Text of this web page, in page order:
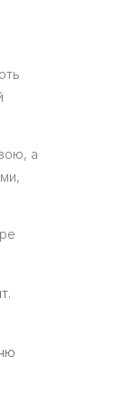
а